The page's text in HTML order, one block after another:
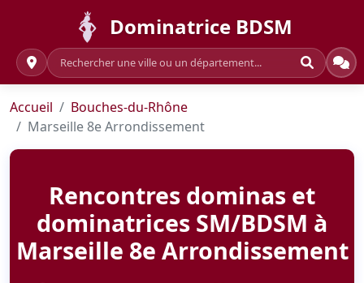
Dominatrice BDSM
Accueil
Bouches-du-Rhône
Marseille 8e Arrondissement
Rencontres dominas et
dominatrices SM/BDSM à
Marseille 8e Arrondissement